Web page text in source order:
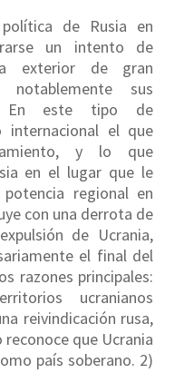
de Rusia en
un intento de
exterior de gran
sus
En este tipo de
internacional el que
y lo que
en el lugar que le
regional en
con una derrota de
de Ucrania,
el final del
razones principales:
ucranianos
reivindicación rusa,
que Ucrania
país soberano. 2)